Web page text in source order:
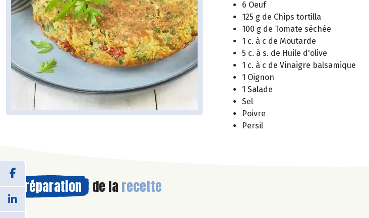
6 Oeuf
125 g de Chips tortilla
100 g de Tomate séchée
1 c. à c de Moutarde
5 c. à s. de Huile d'olive
1 c. à c de Vinaigre balsamique
1 Oignon
1 Salade
Sel
Poivre
Persil
Préparation de la recette